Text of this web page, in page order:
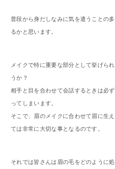
普段から身だしなみに気を遣うことの
るかと思います。
メイクで特に重要な部分として挙げら
うか？
相手と目を合わせて会話するときは必
ってしまいます。
そこで、眉のメイクに合わせて眉に生
ては非常に大切な事となるのです。
それでは皆さんは眉の毛をどのように